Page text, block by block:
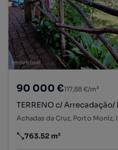
90 000 €117,88 €/m²
TERRENO c/
Achadas da Cruz, Porto Moniz,
Preço por metro quadrado
763.52 m²